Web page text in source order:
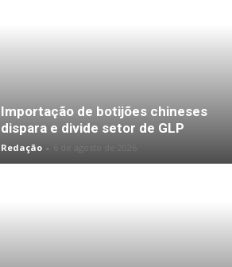
Importação de botijões chineses
dispara e divide setor de GLP
Redação -